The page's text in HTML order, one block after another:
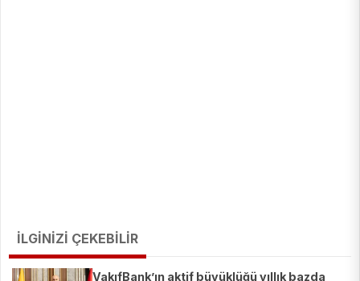
İLGİNİZİ ÇEKEBİLİR
VakıfBank’ın aktif büyüklüğü yıllık bazda